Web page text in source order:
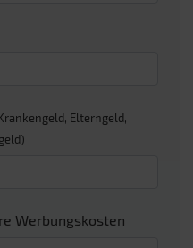
Elterngeld,
Werbungskosten